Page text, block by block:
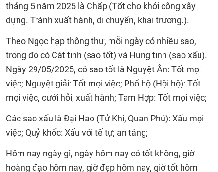
tháng 5 năm 2025 là Chấp (Tốt cho khởi công xây
dựng. Tránh xuất hành, di chuyển, khai trương.).
Theo Ngọc hạp thông thư, mỗi ngày có nhiều sao,
trong đó có Cát tinh (sao tốt) và Hung tinh (sao xấu).
Ngày 29/05/2025, có sao tốt là Nguyệt Ân: Tốt mọi
việc; Nguyệt giải: Tốt mọi việc; Phổ hộ (Hội hộ): Tốt
mọi việc, cưới hỏi; xuất hành; Tam Hợp: Tốt mọi việc;
Các sao xấu là Đại Hao (Tử Khí, Quan Phú): Xấu mọi
việc; Quỷ khốc: Xấu với tế tự; an táng;
Hôm nay ngày gì, ngày hôm nay có tốt không, giờ
hoàng đạo hôm nay, giờ đẹp hôm nay, giờ tốt hôm